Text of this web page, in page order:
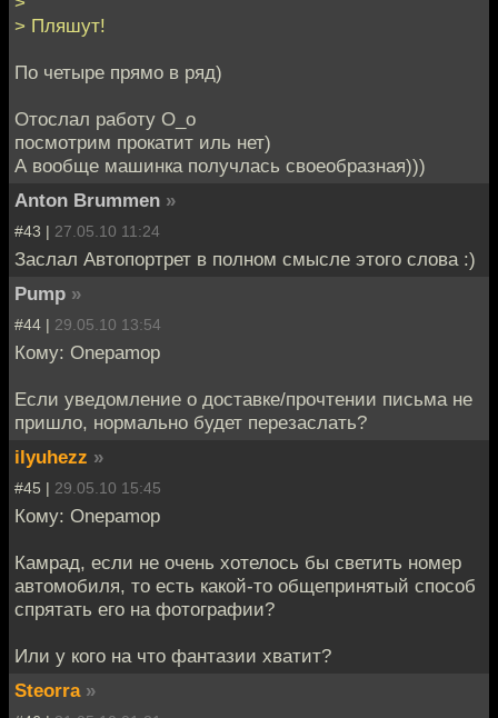
> Пляшут!
По четыре прямо в ряд)
Отослал работу О_о
посмотрим прокатит иль нет)
А вообще машинка получлась своеобразная)))
Anton Brummen »
#43 | 27.05.10 11:24
Заслал Автопортрет в полном смысле этого слова :)
Pump »
#44 | 29.05.10 13:54
Кому: Onepamop
Если уведомление о доставке/прочтении письма не
пришло, нормально будет перезаслать?
ilyuhezz »
#45 | 29.05.10 15:45
Кому: Onepamop
Камрад, если не очень хотелось бы светить номер
автомобиля, то есть какой-то общепринятый способ
спрятать его на фотографии?
Или у кого на что фантазии хватит?
Steorra »